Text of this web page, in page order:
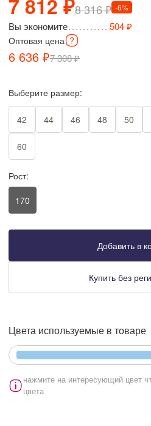
в WhatsApp
в Viber
в Telegram
в Max
колл-центра:
- 19:00
- 15:00
8 316 ₽ -6%
7 812 ₽
Вы экономите 504 ₽
Оптовая цена
6 636 ₽7 308 ₽
Выберите размер:
42 44 46 48 50
60
Рост:
170
Добавить в
Купить без
Цвета используемые в товаре
нажмите на интересующий цвет
цвета